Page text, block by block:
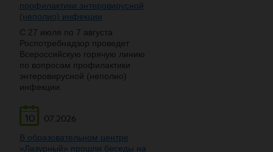
профилактики энтеровирусной
(неполио) инфекции
С 27 июля по 7 августа
Роспотребнадзор проведет
Всероссийскую горячую линию
по вопросам профилактики
энтеровирусной (неполио)
инфекции.
10
07.2026
В образовательном центре
«Лазурный» прошли беседы на